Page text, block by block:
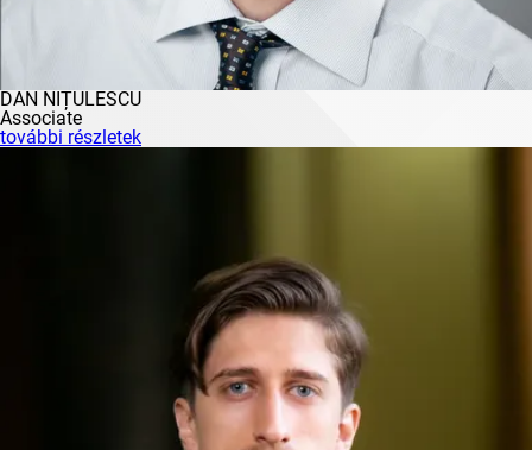
DAN NIȚULESCU
Associate
további részletek